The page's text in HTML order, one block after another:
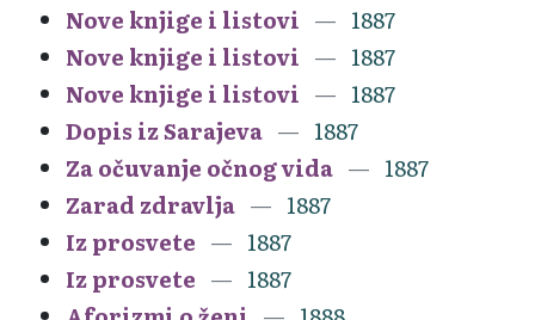
Nove knjige i listovi
1887
Nove knjige i listovi
1887
Nove knjige i listovi
1887
Dopis iz Sarajeva
1887
Za očuvanje očnog vida
1887
Zarad zdravlja
1887
Iz prosvete
1887
Iz prosvete
1887